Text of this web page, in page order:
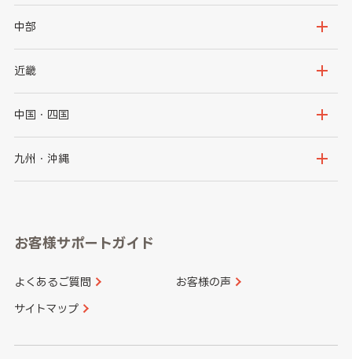
岩手県
秋田県
茨城県
群馬県
千葉県
中部
新潟県
石川県
山梨県
愛知県
近畿
大阪府
京都府
和歌山県
中国・四国
鳥取県
山口県
香川県 愛媛県
九州・沖縄
長崎県
大分県 宮崎県
お客様サポートガイド
よくあるご質問 お客様の声
サイトマップ